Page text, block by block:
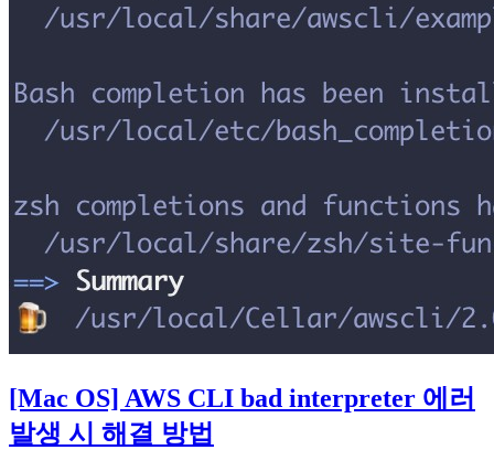
[Mac OS] AWS CLI bad interpreter 에러
발생 시 해결 방법